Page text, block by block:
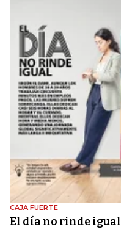
CAJA FUERTE
El día no rinde igual